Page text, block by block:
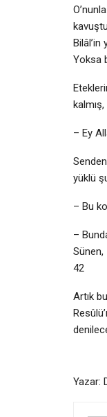
Bilâl’in
Yoksa
– Ey
yüklü
– Bu
–
Sünen,
42
Artık
Yazar: